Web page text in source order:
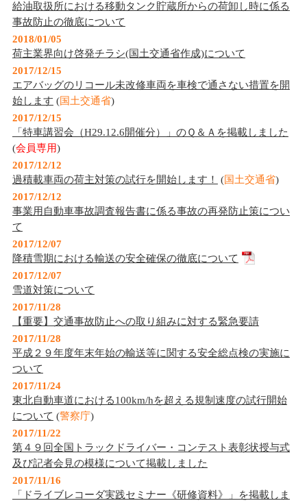
給油取扱所における移動タンク貯蔵所からの荷卸し時に係る
事故防止の徹底について
2018/01/05
荷主業界向け啓発チラシ(国土交通省作成)について
2017/12/15
エアバッグのリコール未改修車両を車検で通さない措置を開
始します (国土交通省)
2017/12/15
「特車講習会（H29.12.6開催分）」のＱ＆Ａを掲載しました
(会員専用)
2017/12/12
過積載車両の荷主対策の試行を開始します！
(国土交通省)
2017/12/12
事業用自動車事故調査報告書に係る事故の再発防止策につい
て
2017/12/07
降積雪期における輸送の安全確保の徹底について
2017/12/07
雪道対策について
2017/11/28
【重要】交通事故防止への取り組みに対する緊急要請
2017/11/28
平成２９年度年末年始の輸送等に関する安全総点検の実施に
ついて
2017/11/24
東北自動車道における100km/hを超える規制速度の試行開始
について (警察庁)
2017/11/22
第４９回全国トラックドライバー・コンテスト表彰状授与式
及び記者会見の模様について掲載しました
2017/11/16
「ドライブレコーダ実践セミナー《研修資料》」を掲載しま